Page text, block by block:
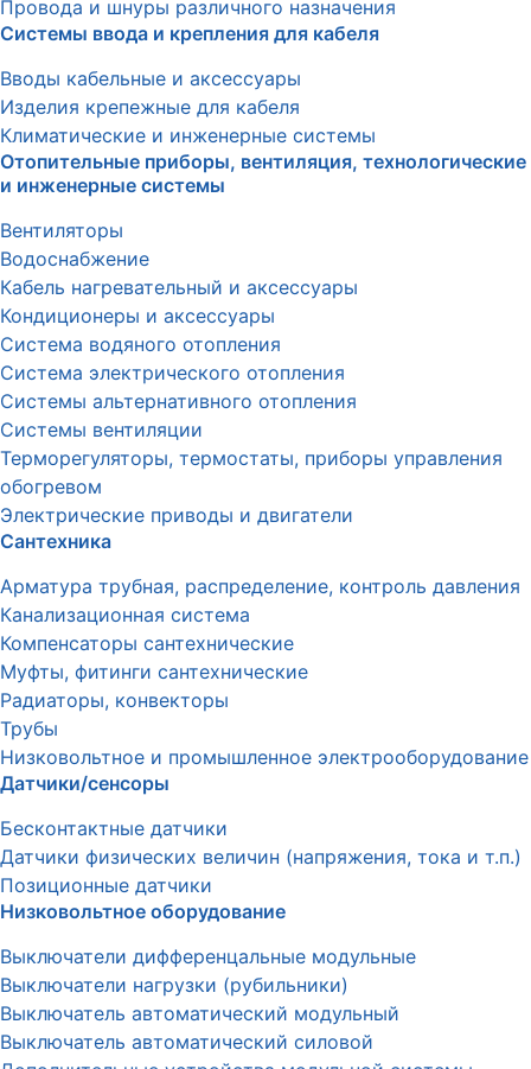
Провода и шнуры различного назначения
Системы ввода и крепления для кабеля
Вводы кабельные и аксессуары
Изделия крепежные для кабеля
Климатические и инженерные системы
Отопительные приборы, вентиляция, технологические
и инженерные системы
Вентиляторы
Водоснабжение
Кабель нагревательный и аксессуары
Кондиционеры и аксессуары
Система водяного отопления
Система электрического отопления
Системы альтернативного отопления
Системы вентиляции
Терморегуляторы, термостаты, приборы управления
обогревом
Электрические приводы и двигатели
Сантехника
Арматура трубная, распределение, контроль давления
Канализационная система
Компенсаторы сантехнические
Муфты, фитинги сантехнические
Радиаторы, конвекторы
Трубы
Низковольтное и промышленное электрооборудование
Датчики/сенсоры
Бесконтактные датчики
Датчики физических величин (напряжения, тока и т.п.)
Позиционные датчики
Низковольтное оборудование
Выключатели дифференцальные модульные
Выключатели нагрузки (рубильники)
Выключатель автоматический модульный
Выключатель автоматический силовой